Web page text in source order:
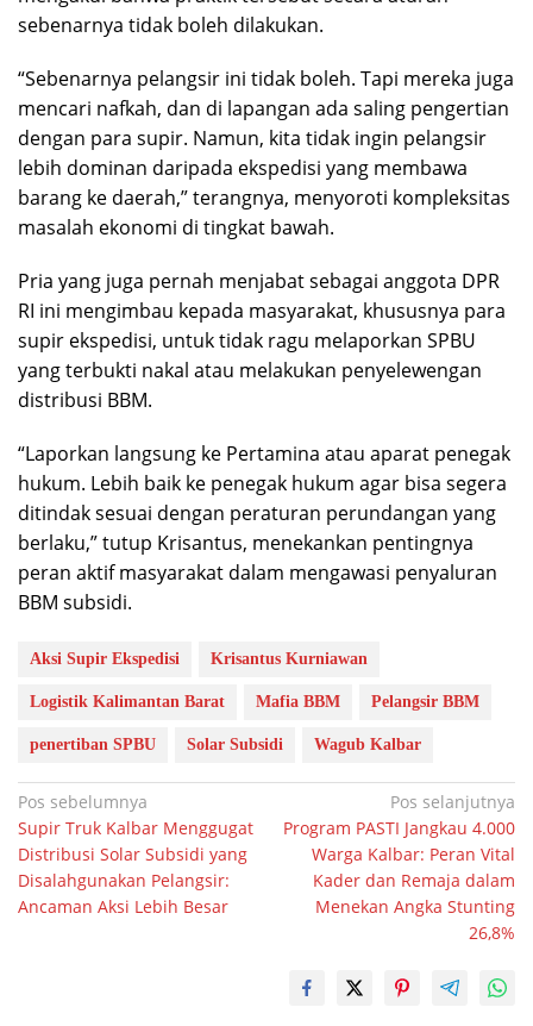
sebenarnya tidak boleh dilakukan.
“Sebenarnya pelangsir ini tidak boleh. Tapi mereka juga
mencari nafkah, dan di lapangan ada saling pengertian
dengan para supir. Namun, kita tidak ingin pelangsir
lebih dominan daripada ekspedisi yang membawa
barang ke daerah,” terangnya, menyoroti kompleksitas
masalah ekonomi di tingkat bawah.
Pria yang juga pernah menjabat sebagai anggota DPR
RI ini mengimbau kepada masyarakat, khususnya para
supir ekspedisi, untuk tidak ragu melaporkan SPBU
yang terbukti nakal atau melakukan penyelewengan
distribusi BBM.
“Laporkan langsung ke Pertamina atau aparat penegak
hukum. Lebih baik ke penegak hukum agar bisa segera
ditindak sesuai dengan peraturan perundangan yang
berlaku,” tutup Krisantus, menekankan pentingnya
peran aktif masyarakat dalam mengawasi penyaluran
BBM subsidi.
Aksi Supir Ekspedisi Krisantus Kurniawan
Logistik Kalimantan Barat Mafia BBM Pelangsir BBM
penertiban SPBU Solar Subsidi Wagub Kalbar
Navigasi
pos
Pos sebelumnya
Supir Truk Kalbar Menggugat
Distribusi Solar Subsidi yang
Disalahgunakan Pelangsir:
Ancaman Aksi Lebih Besar
Pos selanjutnya
Program PASTI Jangkau 4.000
Warga Kalbar: Peran Vital
Kader dan Remaja dalam
Menekan Angka Stunting
26,8%